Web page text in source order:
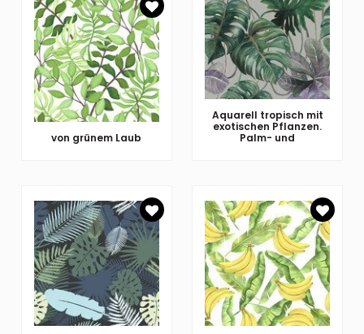
von grünem Laub
Aquarell tropisch mit
exotischen Pflanzen.
Palm- und